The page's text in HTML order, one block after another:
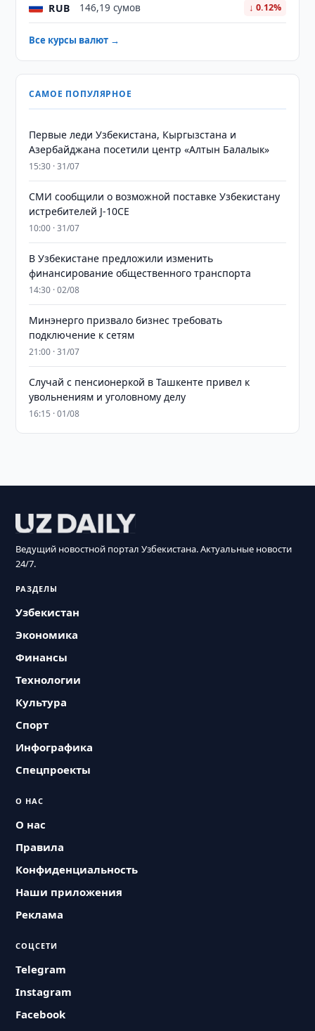
RUB 146,19 сумов ↓ 0.12%
Все курсы валют →
САМОЕ ПОПУЛЯРНОЕ
Первые леди Узбекистана, Кыргызстана и
Азербайджана посетили центр «Алтын Балалык»
15:30 · 31/07
СМИ сообщили о возможной поставке Узбекистану
истребителей J-10CE
10:00 · 31/07
В Узбекистане предложили изменить
финансирование общественного транспорта
14:30 · 02/08
Минэнерго призвало бизнес требовать
подключение к сетям
21:00 · 31/07
Случай с пенсионеркой в Ташкенте привел к
увольнениям и уголовному делу
16:15 · 01/08
Ведущий новостной портал Узбекистана. Актуальные новости
24/7.
РАЗДЕЛЫ
Узбекистан
Экономика
Финансы
Технологии
Культура
Спорт
Инфографика
Спецпроекты
О НАС
О нас
Правила
Конфиденциальность
Наши приложения
Реклама
СОЦСЕТИ
Telegram
Instagram
Facebook